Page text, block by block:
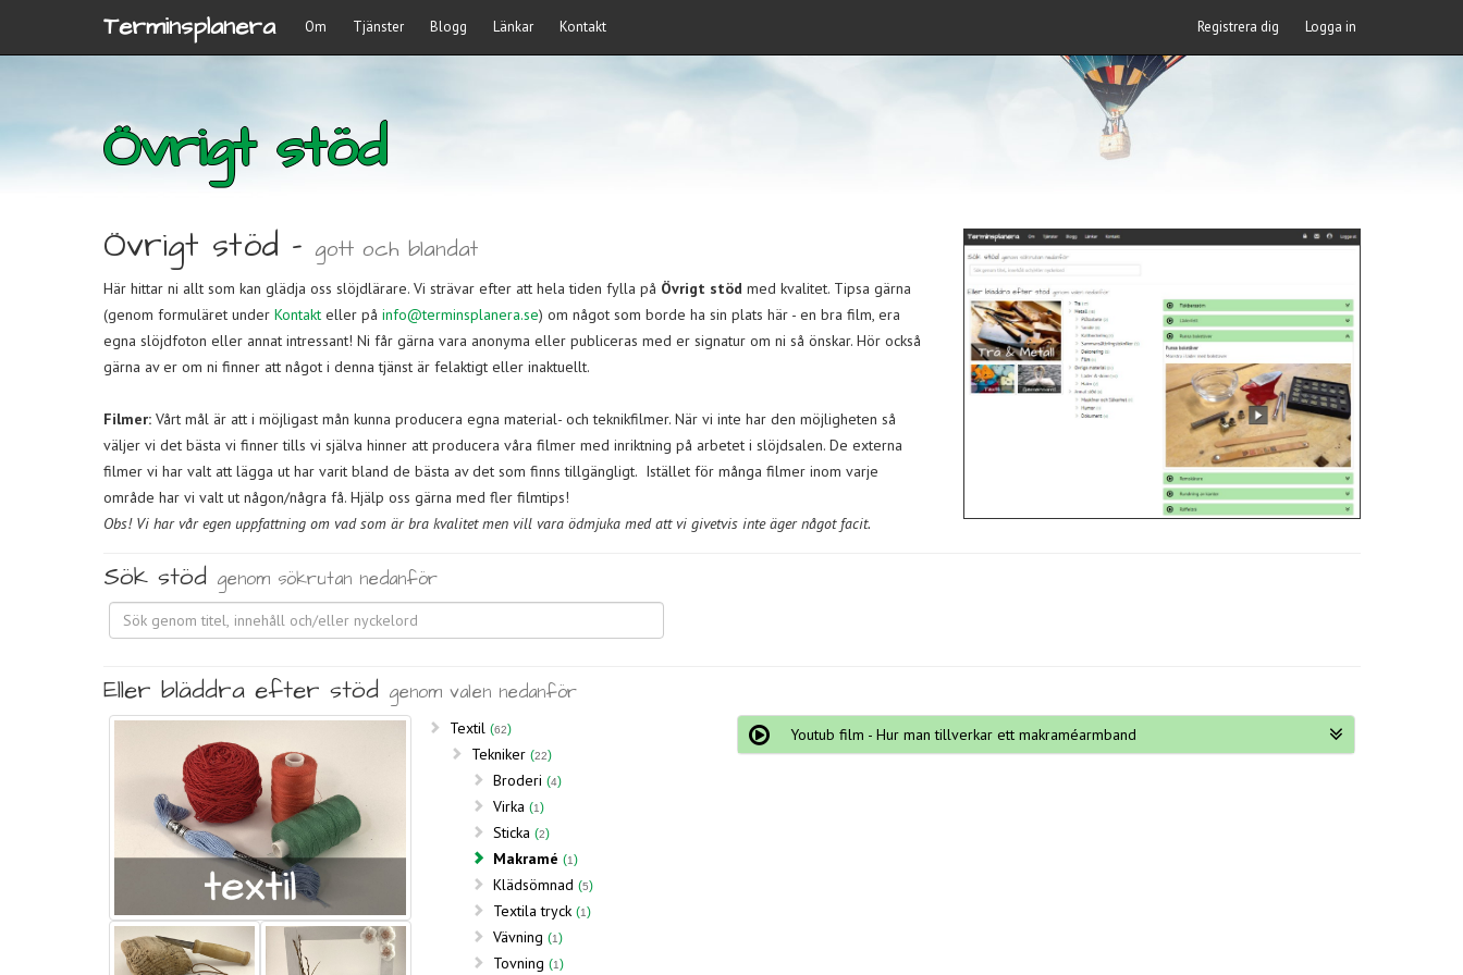
Terminsplanera Om Tjänster Blogg Länkar Kontakt Registrera dig Logga in
Övrigt stöd
Övrigt stöd - gott och blandat
Här hittar ni allt som kan glädja oss slöjdlärare. Vi strävar efter att hela tiden fylla på Övrigt stöd med kvalitet. Tipsa gärna
(genom formuläret under Kontakteller på info@terminsplanera.se) om något som borde ha sin plats här - en bra film, era
egna slöjdfoton eller annat intressant! Ni får gärna vara anonyma eller publiceras med er signatur om ni så önskar. Hör också
gärna av er om ni finner att något i denna tjänst är felaktigt eller inaktuellt.
Filmer: Vårt mål är att i möjligast mån kunna producera egna material- och teknikfilmer. När vi inte har den möjligheten så
väljer vi det bästa vi finner tills vi själva hinner att producera våra filmer med inriktning på arbetet i slöjdsalen. De externa
filmer vi har valt att lägga ut har varit bland de bästa av det som finns tillgängligt. Istället för många filmer inom varje
område har vi valt ut någon/några få. Hjälp oss gärna med fler filmtips!
Obs! Vi har vår egen uppfattning om vad som är bra kvalitet men vill vara ödmjuka med att vi givetvis inte äger något facit.
Sök stöd genom sökrutan nedanför
Eller bläddra efter stöd genom valen nedanför
Textil 62
Tekniker 22
Broderi 4
Virka 1
Sticka 2
Makramé 1
Klädsömnad 5
Textila tryck 1
Vävning 1
Tovning 1
Youtub film - Hur man tillverkar ett makraméarmband